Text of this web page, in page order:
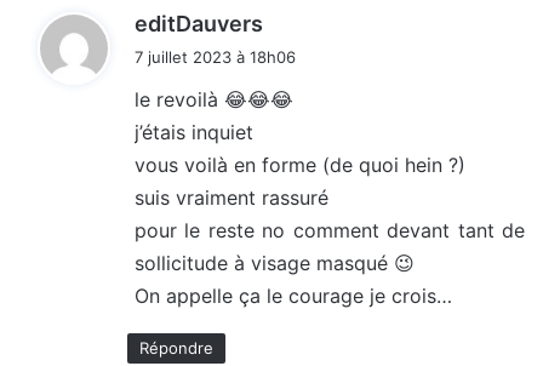
editDauvers
i
7 juillet 2023 à 18h06
le revoilà 😂😂😂
j’étais inquiet
vous voilà en forme (de quoi hein ?)
suis vraiment rassuré
pour le reste no comment devant tant de
sollicitude à visage masqué 😉
On appelle ça le courage je crois…
Répondre